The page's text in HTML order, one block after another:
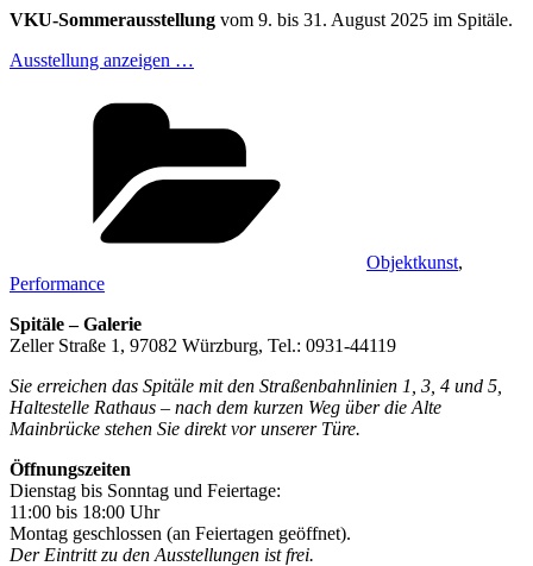
VKU-Sommerausstellung vom 9. bis 31. August 2025 im Spitäle.
Ausstellung anzeigen …
Objektkunst,
Performance
Spitäle – Galerie
Zeller Straße 1, 97082 Würzburg, Tel.: 0931-44119
Sie erreichen das Spitäle mit den Straßenbahnlinien 1, 3, 4 und 5,
Haltestelle Rathaus – nach dem kurzen Weg über die Alte
Mainbrücke stehen Sie direkt vor unserer Türe.
Öffnungszeiten
Dienstag bis Sonntag und Feiertage:
11:00 bis 18:00 Uhr
Montag geschlossen (an Feiertagen geöffnet).
Der Eintritt zu den Ausstellungen ist frei.